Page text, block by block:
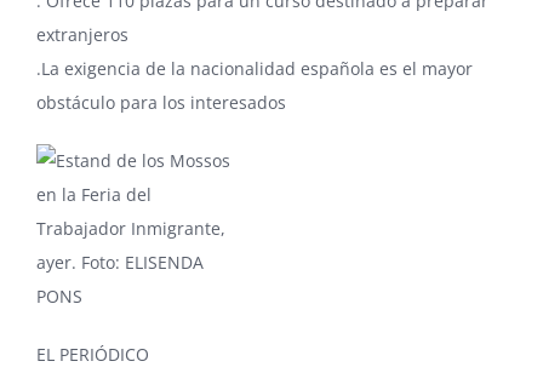
extranjeros
.La exigencia de la nacionalidad española es el mayor
obstáculo para los interesados
EL PERIÓDICO